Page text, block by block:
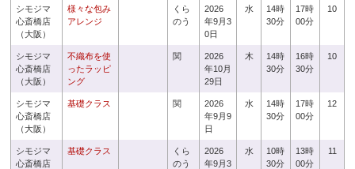
シモジマ
心斎橋店
（大阪）
様々な包み
アレンジ
くら
のう
2026
年9月3
0日
水
14時
30分
17時
00分
10
シモジマ
心斎橋店
（大阪）
不織布を使
ったラッピ
ング
関
2026
年10月
29日
木
14時
30分
16時
30分
10
シモジマ
心斎橋店
（大阪）
基礎クラス 関
2026
年9月9
日
水
14時
30分
17時
00分
12
シモジマ
心斎橋店
基礎クラス
くら
のう
2026
年9月3
水
10時
30分
13時
00分
11